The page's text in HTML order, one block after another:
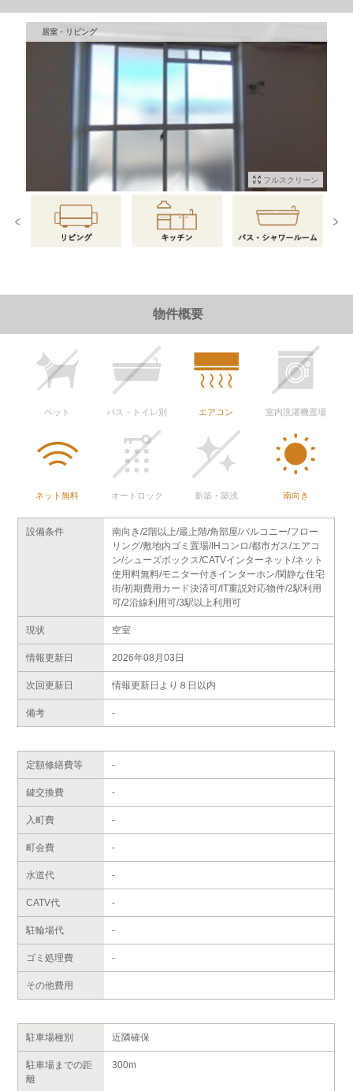
物件情報に戻る
居室・リビング
フルスクリーン
物件概要
ペット バス・トイレ別 エアコン 室内洗濯機置場
ネット無料 オートロック 新築・築浅 南向き
設備条件
南向き/2階以上/最上階/角部屋/バルコニー/フロー
リング/敷地内ゴミ置場/IHコンロ/都市ガス/エアコ
ン/シューズボックス/CATVインターネット/ネット
使用料無料/モニター付きインターホン/閑静な住宅
街/初期費用カード決済可/IT重説対応物件/2駅利用
可/2沿線利用可/3駅以上利用可
現状 空室
情報更新日 2026年08月03日
次回更新日 情報更新日より８日以内
備考 -
定額修繕費等 -
鍵交換費 -
入町費 -
町会費 -
水道代 -
CATV代 -
駐輪場代 -
ゴミ処理費 -
その他費用
駐車場種別 近隣確保
駐車場までの距
離
300m